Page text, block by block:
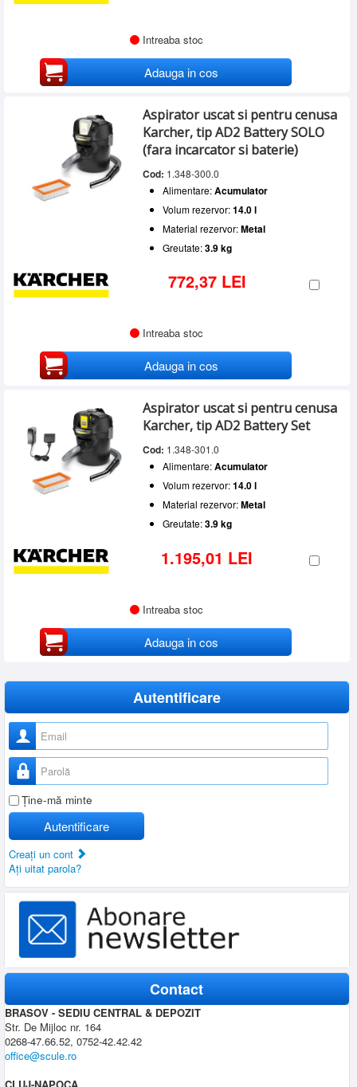
Intreaba stoc
Adauga in cos
Aspirator uscat si pentru cenusa
Karcher, tip AD2 Battery SOLO
(fara incarcator si baterie)
Cod: 1.348-300.0
Alimentare:Acumulator
Volum rezervor:14.0 l
Material rezervor:Metal
Greutate:3.9 kg
772,37 LEI
Intreaba stoc
Adauga in cos
Aspirator uscat si pentru cenusa
Karcher, tip AD2 Battery Set
Cod: 1.348-301.0
Alimentare:Acumulator
Volum rezervor:14.0 l
Material rezervor:Metal
Greutate:3.9 kg
1.195,01 LEI
Intreaba stoc
Adauga in cos
Autentificare
Nume utilizator
Parolă
Ţine-mă minte
Autentificare
Creaţi un cont
Aţi uitat parola?
Contact
BRASOV - SEDIU CENTRAL & DEPOZIT
Str. De Mijloc nr. 164
0268-47.66.52, 0752-42.42.42
office@scule.ro